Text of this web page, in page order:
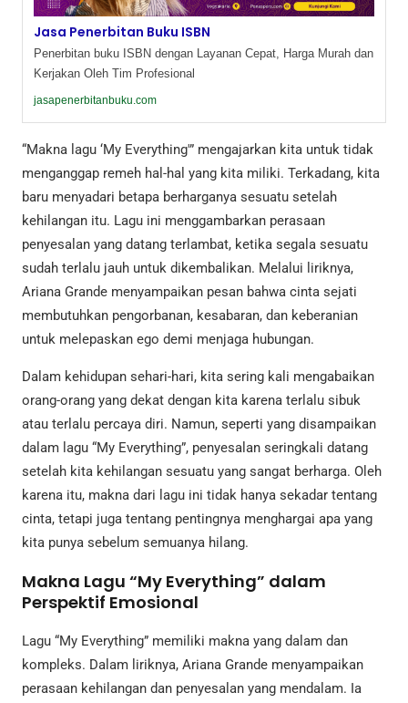
Jasa Penerbitan Buku ISBN
Penerbitan buku ISBN dengan Layanan Cepat, Harga Murah dan
Kerjakan Oleh Tim Profesional
jasapenerbitanbuku.com
“Makna lagu ‘My Everything'” mengajarkan kita untuk tidak
menganggap remeh hal-hal yang kita miliki. Terkadang, kita
baru menyadari betapa berharganya sesuatu setelah
kehilangan itu. Lagu ini menggambarkan perasaan
penyesalan yang datang terlambat, ketika segala sesuatu
sudah terlalu jauh untuk dikembalikan. Melalui liriknya,
Ariana Grande menyampaikan pesan bahwa cinta sejati
membutuhkan pengorbanan, kesabaran, dan keberanian
untuk melepaskan ego demi menjaga hubungan.
Dalam kehidupan sehari-hari, kita sering kali mengabaikan
orang-orang yang dekat dengan kita karena terlalu sibuk
atau terlalu percaya diri. Namun, seperti yang disampaikan
dalam lagu “My Everything”, penyesalan seringkali datang
setelah kita kehilangan sesuatu yang sangat berharga. Oleh
karena itu, makna dari lagu ini tidak hanya sekadar tentang
cinta, tetapi juga tentang pentingnya menghargai apa yang
kita punya sebelum semuanya hilang.
Makna Lagu “My Everything” dalam
Perspektif Emosional
Lagu “My Everything” memiliki makna yang dalam dan
kompleks. Dalam liriknya, Ariana Grande menyampaikan
perasaan kehilangan dan penyesalan yang mendalam. Ia